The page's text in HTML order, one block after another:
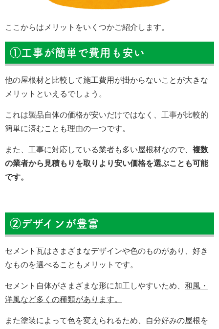
ここからはメリットをいくつかご紹介します。
①工事が簡単で費用も安い
他の屋根材と比較して施工費用が掛からないことが大きな
メリットといえるでしょう。
これは製品自体の価格が安いだけではなく、工事が比較的
簡単に済むことも理由の一つです。
また、工事に対応している業者も多い屋根材なので、 複数
の業者から見積もりを取りより安い価格を選ぶことも可能
です。
②デザインが豊富
セメント瓦はさまざまなデザインや色のものがあり、好き
なものを選べることもメリットです。
セメント自体がさまざまな形に加工しやすいため、 和風・
洋風など多くの種類があります。
また塗装によって色を変えられるため、自分好みの屋根を